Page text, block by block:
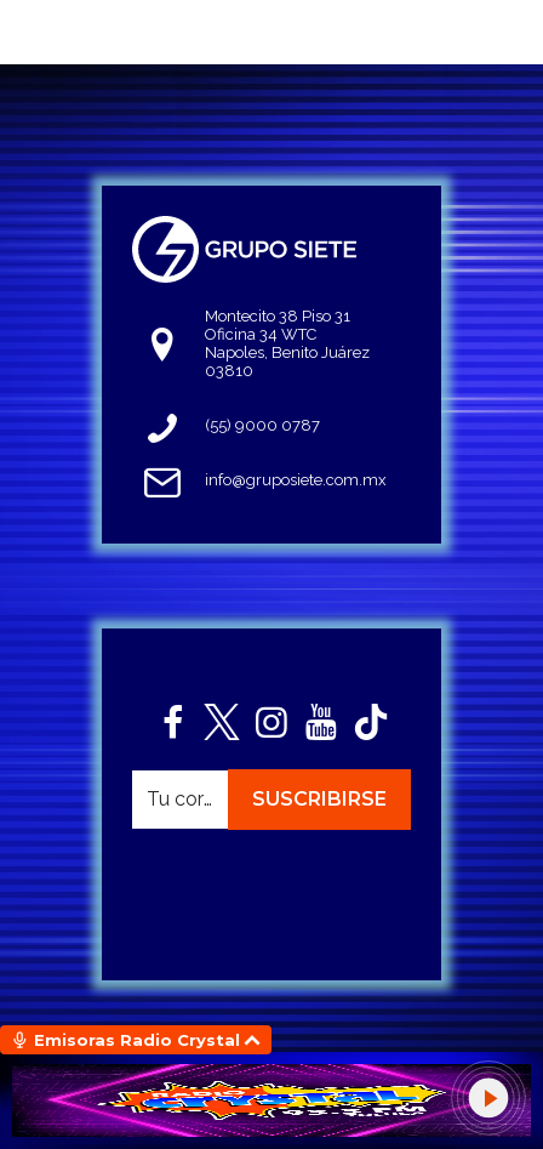
Montecito 38 Piso 31
Oficina 34 WTC
Napoles, Benito Juárez
03810
(55) 9000 0787
info@gruposiete.com.mx
Emisoras Radio Crystal